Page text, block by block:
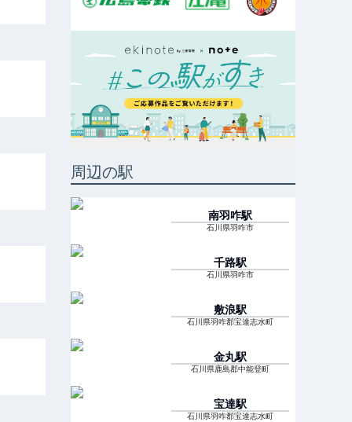
周辺の駅
南羽咋駅
石川県羽咋市
千路駅
石川県羽咋市
敷浪駅
石川県羽咋郡宝達志水町
金丸駅
石川県鹿島郡中能登町
宝達駅
石川県羽咋郡宝達志水町